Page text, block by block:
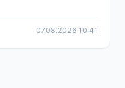
07.08.2026 10:41